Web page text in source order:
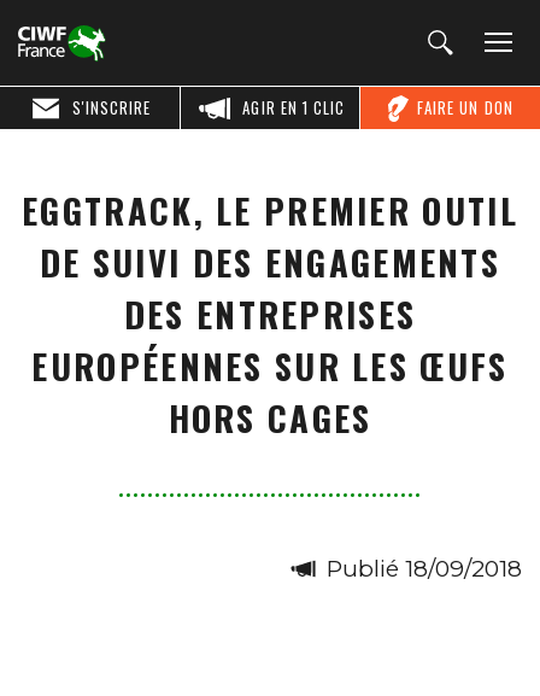
FAIRE UN DON
AGIR EN 1 CLIC
S'INSCRIRE
EGGTRACK, LE PREMIER OUTIL
DE SUIVI DES ENGAGEMENTS
DES ENTREPRISES
EUROPÉENNES SUR LES ŒUFS
HORS CAGES
Publié 18/09/2018